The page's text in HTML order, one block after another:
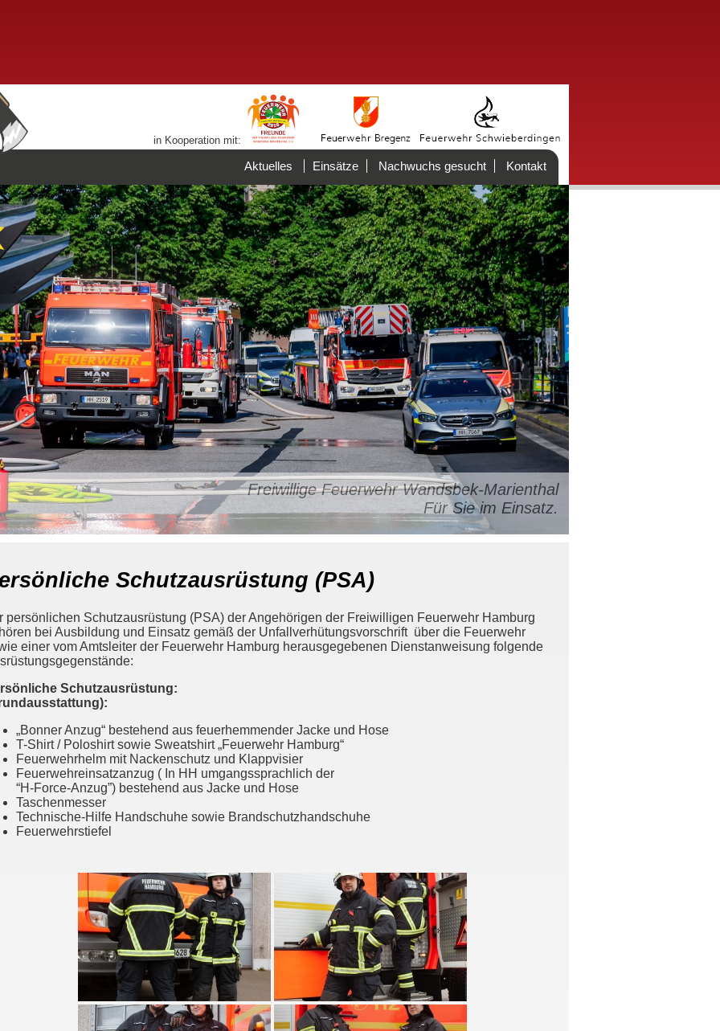
in Kooperation mit:
Aktuelles Einsätze Nachwuchs gesucht Kontakt
Freiwillige Feuerwehr Wandsbek-Marienthal
Für Sie im Einsatz.
Schutzausrüstung (PSA)
persönlichen Schutzausrüstung (PSA) der Angehörigen der Freiwilligen Feuerwehr Hamburg
bei Ausbildung und Einsatz gemäß der Unfallverhütungsvorschrift über die Feuerwehr
einer vom Amtsleiter der Feuerwehr Hamburg herausgegebenen Dienstanweisung folgende
Schutzausrüstung:
„Bonner Anzug“ bestehend aus feuerhemmender Jacke und Hose
T-Shirt / Poloshirt sowie Sweatshirt „Feuerwehr Hamburg“
Feuerwehrhelm mit Nackenschutz und Klappvisier
Feuerwehreinsatzanzug ( In HH umgangssprachlich der
“H-Force-Anzug”) bestehend aus Jacke und Hose
Taschenmesser
Technische-Hilfe Handschuhe sowie Brandschutzhandschuhe
Feuerwehrstiefel